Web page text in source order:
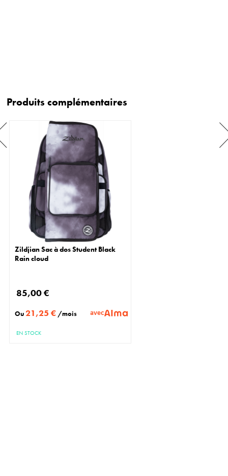
Produits complémentaires
Zildjian Sac à dos Student Black
Rain cloud
85,00 €
Ou21,25 € /mois avec
EN STOCK